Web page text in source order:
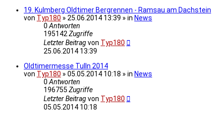
19. Kulmberg Oldtimer Bergrennen - Ramsau am Dachstein
von Typ180 » 25.06.2014 13:39 » in News
0Antworten
195142Zugriffe
Letzter Beitragvon Typ180
25.06.2014 13:39
Oldtimermesse Tulln 2014
von Typ180 » 05.05.2014 10:18 » in News
0Antworten
196755 Zugriffe
Letzter Beitragvon Typ180
05.05.2014 10:18